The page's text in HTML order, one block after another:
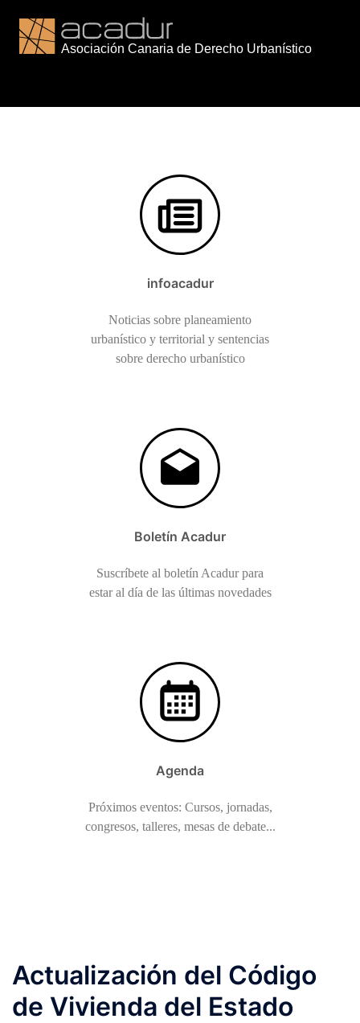
contenido
infoacadur
Noticias sobre planeamiento
urbanístico y territorial y sentencias
sobre derecho urbanístico
Boletín Acadur
Suscríbete al boletín Acadur para
estar al día de las últimas novedades
Agenda
Próximos eventos: Cursos, jornadas,
congresos, talleres, mesas de debate...
Actualización del Código
de Vivienda del Estado